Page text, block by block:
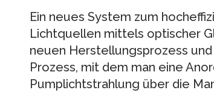
Ein neues System zum
Lichtquellen mittels optischer
neuen Herstellungsprozess
Prozess, mit dem man eine
Pumplichtstrahlung über die